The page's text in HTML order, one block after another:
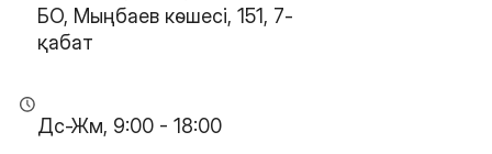
БО, Мыңбаев көшесі, 151, 7-
қабат
Дс-Жм, 9:00 - 18:00